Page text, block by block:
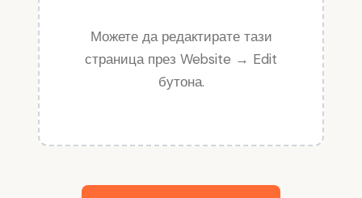
Можете да редактирате тази
страница през Website → Edit
бутона.